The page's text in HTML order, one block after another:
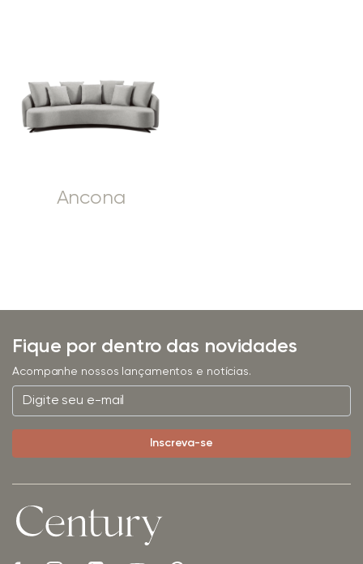
Ancona
Fique por dentro das novidades
Acompanhe nossos lançamentos e notícias.